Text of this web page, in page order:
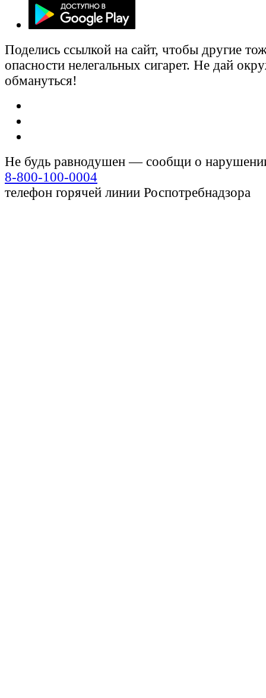
Поделись ссылкой на сайт, чтобы другие
опасности нелегальных сигарет. Не дай
обмануться!
Не будь равнодушен — сообщи о
8-800-100-0004
телефон горячей линии Роспотребнадзора